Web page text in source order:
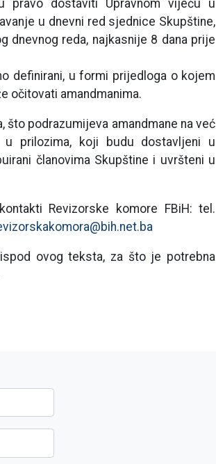
pravo dostaviti Upravnom vijeću u
u dnevni red sjednice Skupštine,
dnevnog reda, najkasnije 8 dana prije
definirani, u formi prijedloga o kojem
očitovati amandmanima.
što podrazumijeva amandmane na već
u prilozima, koji budu dostavljeni u
članovima Skupštine i uvršteni u
Revizorske komore FBiH: tel.
ovog teksta, za što je potrebna